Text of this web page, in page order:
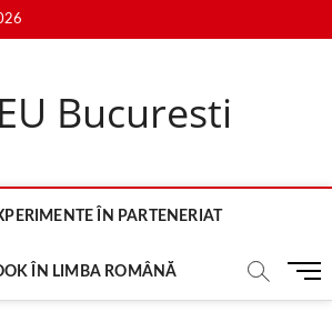
Bucuresti
ÎN PARTENERIAT
ÎN LIMBA ROMÂNĂ
M